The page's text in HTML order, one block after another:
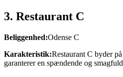
3. Restaurant C
Beliggenhed:Odense C
Karakteristik:Restaurant C byder
garanterer en spændende og